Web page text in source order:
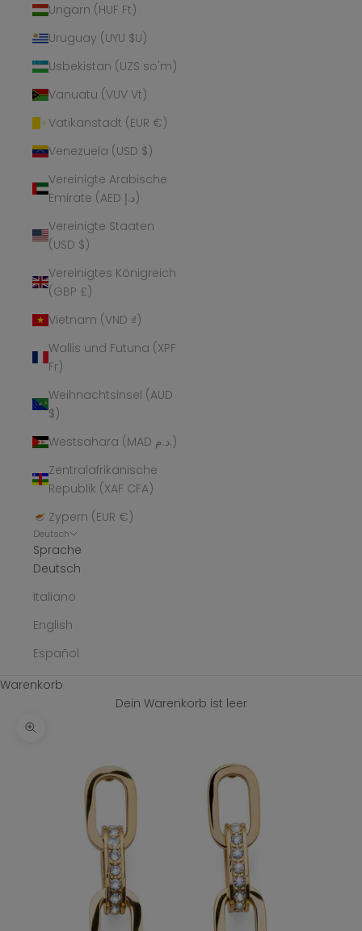
Ungarn (HUF Ft)
Uruguay (UYU $U)
Usbekistan (UZS so'm)
Vanuatu (VUV Vt)
Vatikanstadt (EUR €)
Venezuela (USD $)
Vereinigte Arabische
Emirate (AED د.إ)
Vereinigte Staaten
(USD $)
Vereinigtes Königreich
(GBP £)
Vietnam (VND ₫)
Wallis und Futuna (XPF
Fr)
Weihnachtsinsel (AUD
$)
Westsahara (MAD د.م.)
Zentralafrikanische
Republik (XAF CFA)
Zypern (EUR €)
Deutsch
Sprache
Deutsch
Italiano
English
Español
Warenkorb
Dein Warenkorb ist leer
Bild vergrößern